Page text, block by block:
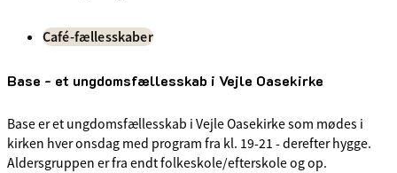
Café-fællesskaber
Base - et ungdomsfællesskab i Vejle Oasekirke
Base er et ungdomsfællesskab i Vejle Oasekirke som mødes i
kirken hver onsdag med program fra kl. 19-21 - derefter hygge.
Aldersgruppen er fra endt folkeskole/efterskole og op.